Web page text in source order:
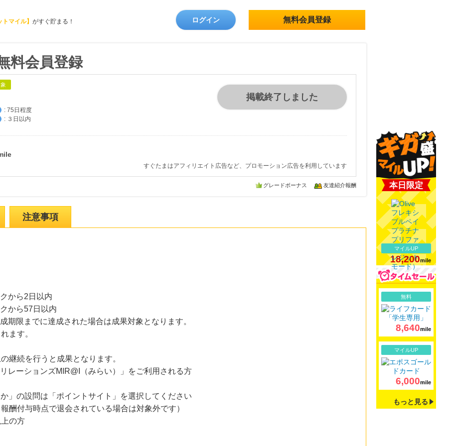
トマイル】 がすぐ貯まる！ ログイン 無料会員登録
料会員登録
: 75日程度
: ３日以内
掲載終了しました
すぐたまはアフィリエイト広告など、プロモーション広告を利用しています
グレードボーナス 友達紹介報酬
注意事項
から2日以内
から57日以内
期限までに達成された場合は成果対象となります。
ます。
継続を行うと成果となります。
レーションズMIR@I（みらい）」をご利用される方
」の設問は「ポイントサイト」を選択してください
酬付与時点で退会されている場合は対象外です）
の方
本日限定
マイルUP
18,200mile
無料
8,640mile
マイルUP
6,000mile
もっと見る